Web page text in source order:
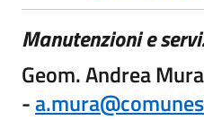
Manutenzioni e
Geom. Andrea Mura
-